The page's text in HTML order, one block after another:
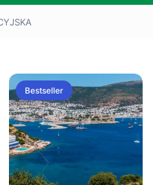
Bestseller